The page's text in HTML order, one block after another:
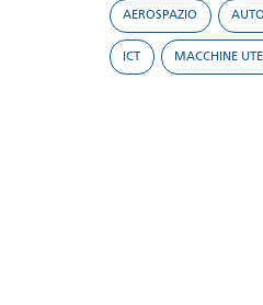
AEROSPAZIO
ICT MACCHINE